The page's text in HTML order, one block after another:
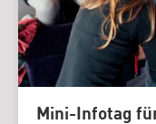
Mini-Infotag